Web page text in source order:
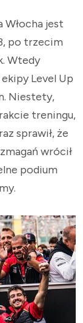
Włocha jest
po trzecim
Wtedy
Level Up
Niestety,
treningu,
sprawił, że
wrócił
podium